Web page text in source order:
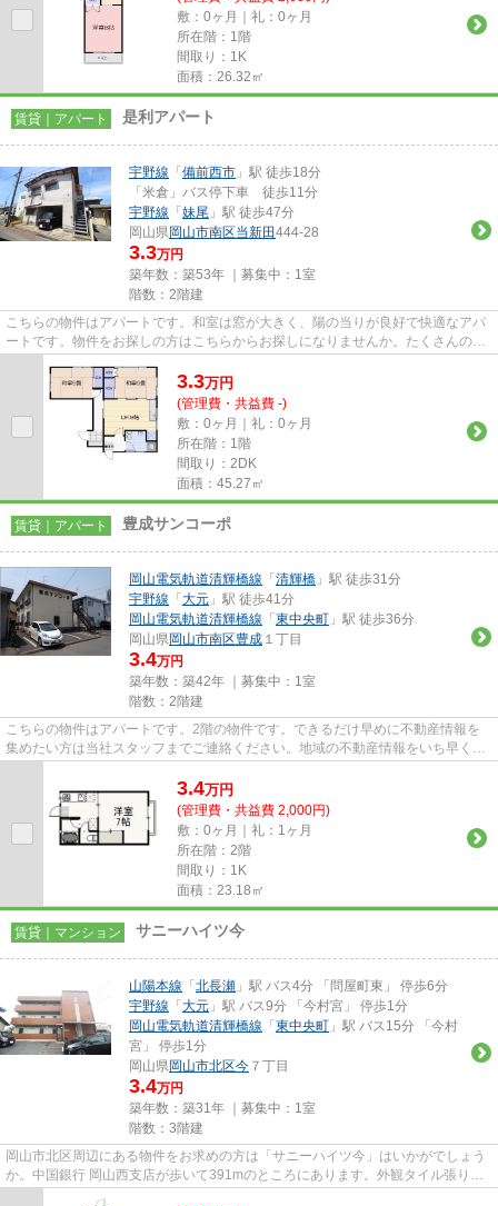
敷：0ヶ月｜礼：0ヶ月
所在階：1階
間取り：1K
面積：26.32㎡
賃貸｜アパート 是利アパート
宇野線 「 備前西市 」駅 徒歩18分
「米倉」バス停下車 徒歩11分
宇野線 「 妹尾 」駅 徒歩47分
岡山県岡山市南区当新田444-28
3.3万円
築年数：築53年 ｜募集中： 1室
階数：2階建
こちらの物件はアパートです。和室は窓が大きく、陽の当りが良好で快適なアパ
ートです。物件をお探しの方はこちらからお探しになりませんか。たくさんの物
3.3万円
(管理費・共益費 -)
敷：0ヶ月｜礼：0ヶ月
所在階：1階
間取り：2DK
面積：45.27㎡
賃貸｜アパート 豊成サンコーポ
岡山電気軌道清輝橋線 「 清輝橋 」駅 徒歩31分
宇野線 「 大元 」駅 徒歩41分
岡山電気軌道清輝橋線 「 東中央町 」駅 徒歩36分
岡山県岡山市南区豊成 １丁目
3.4万円
築年数：築42年 ｜募集中： 1室
階数：2階建
こちらの物件はアパートです。2階の物件です。できるだけ早めに不動産情報を
集めたい方は当社スタッフまでご連絡ください。地域の不動産情報をいち早くお
3.4万円
(管理費・共益費 2,000円)
敷：0ヶ月｜礼：1ヶ月
所在階：2階
間取り：1K
面積：23.18㎡
賃貸｜マンション サニーハイツ今
山陽本線 「 北長瀬 」駅 バス4分 「問屋町東」 停歩6分
宇野線 「 大元 」駅 バス9分 「今村宮」 停歩1分
岡山電気軌道清輝橋線 「 東中央町 」駅 バス15分 「今村
宮」 停歩1分
岡山県岡山市北区今 ７丁目
3.4万円
築年数：築31年 ｜募集中： 1室
階数：3階建
岡山市北区周辺にある物件をお求めの方は「サニーハイツ今」はいかがでしょう
か。中国銀行 岡山西支店が歩いて391mのところにあります。外観タイル張り